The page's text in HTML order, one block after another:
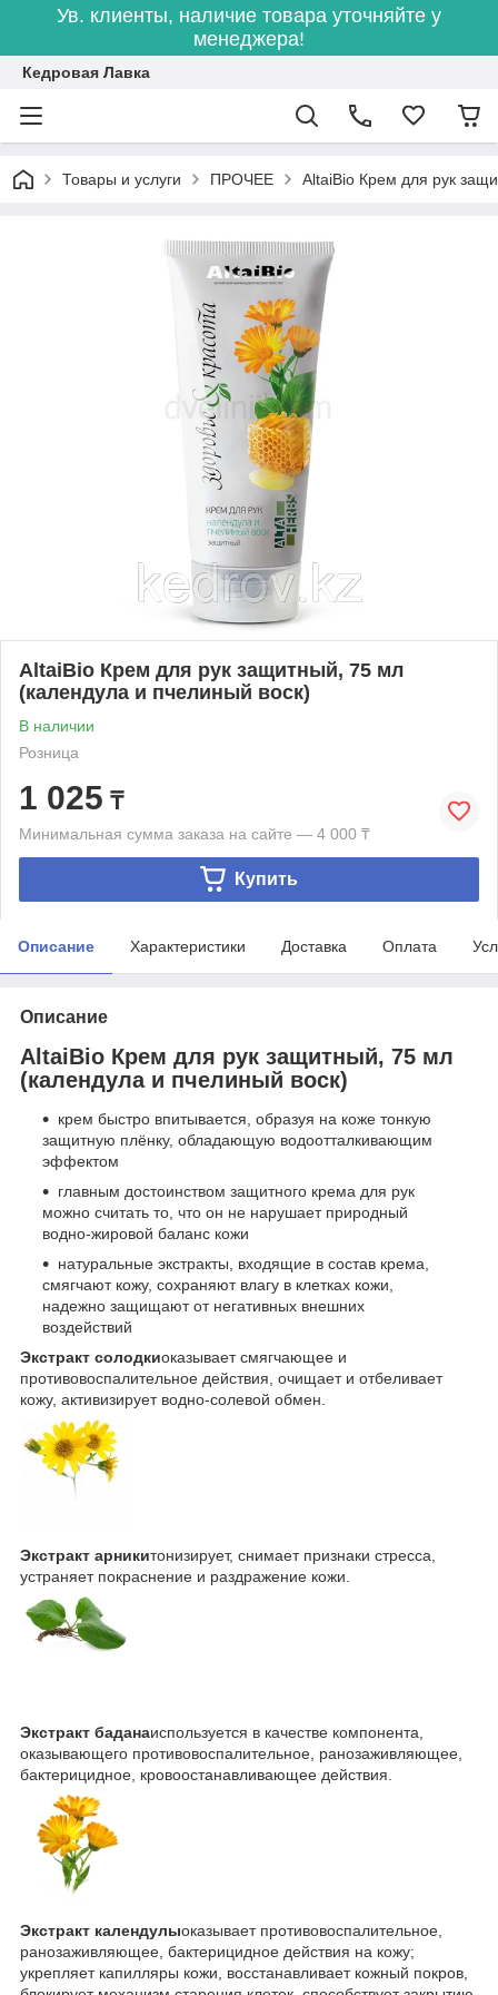
Ув. клиенты, наличие товара уточняйте у
менеджера!
Кедровая Лавка
Товары и услуги ПРОЧЕЕ AltaiBio Крем для рук
AltaiBio Крем для рук защитный, 75 мл
(календула и пчелиный воск)
В наличии
Розница
1 025 ₸
Минимальная сумма заказа на сайте — 4 000 ₸
Купить
Описание Характеристики Доставка Оплата
Описание
AltaiBio Крем для рук защитный, 75 мл
(календула и пчелиный воск)
крем быстро впитывается, образуя на коже тонкую
защитную плёнку, обладающую водоотталкивающим
эффектом
главным достоинством защитного крема для рук
можно считать то, что он не нарушает природный
водно-жировой баланс кожи
натуральные экстракты, входящие в состав крема,
смягчают кожу, сохраняют влагу в клетках кожи,
надежно защищают от негативных внешних
воздействий
Экстракт солодкиоказывает смягчающее и
противовоспалительное действия, очищает и отбеливает
кожу, активизирует водно-солевой обмен.
Экстракт арникитонизирует, снимает признаки стресса,
устраняет покраснение и раздражение кожи.
Экстракт баданаиспользуется в качестве компонента,
оказывающего противовоспалительное, ранозаживляющее,
бактерицидное, кровоостанавливающее действия.
Экстракт календулыоказывает противовоспалительное,
ранозаживляющее, бактерицидное действия на кожу;
укрепляет капилляры кожи, восстанавливает кожный покров,